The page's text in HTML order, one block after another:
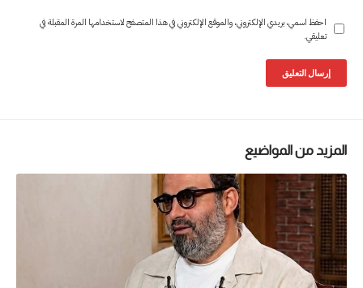
احفظ اسمي، بريدي الإلكتروني، والموقع الإلكتروني في هذا المتصفح لاستخدامها المرة المقبلة في
تعليقي.
المزيد من المواضيع